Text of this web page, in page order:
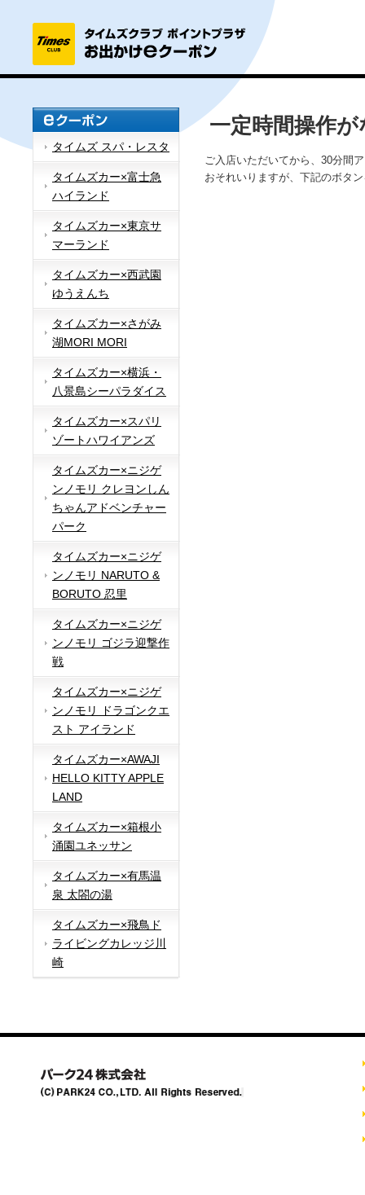
タイムズ スパ・レスタ
タイムズカー×富士急
ハイランド
タイムズカー×東京サ
マーランド
タイムズカー×西武園
ゆうえんち
タイムズカー×さがみ
湖MORI MORI
タイムズカー×横浜・
八景島シーパラダイス
タイムズカー×スパリ
ゾートハワイアンズ
タイムズカー×ニジゲ
ンノモリ クレヨンしん
ちゃんアドベンチャー
パーク
タイムズカー×ニジゲ
ンノモリ NARUTO &
BORUTO 忍里
タイムズカー×ニジゲ
ンノモリ ゴジラ迎撃作
戦
タイムズカー×ニジゲ
ンノモリ ドラゴンクエ
スト アイランド
タイムズカー×AWAJI
HELLO KITTY APPLE
LAND
タイムズカー×箱根小
涌園ユネッサン
タイムズカー×有馬温
泉 太閤の湯
タイムズカー×飛鳥ド
ライビングカレッジ川
崎
一定時間操作
ご入店いただいてから、30分間
おそれいりますが、下記のボタ